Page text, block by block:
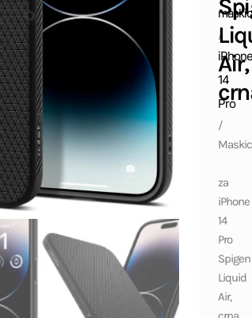
/
iPhone
14
Pro
/
za
iPhone
14
Pro
Spigen
Liquid
Air,
Air,